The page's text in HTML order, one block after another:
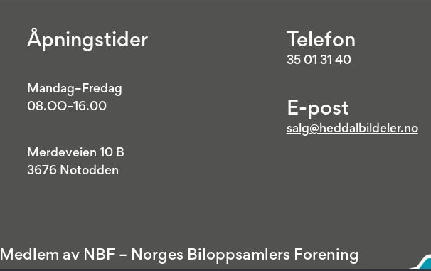
Åpningstider
Mandag–Fredag
08.OO–16.00
Merdeveien 10 B
3676 Notodden
Telefon
35 01 31 40
E-post
salg@heddalbildeler.no
Medlem av NBF – Norges Biloppsamlers Forening